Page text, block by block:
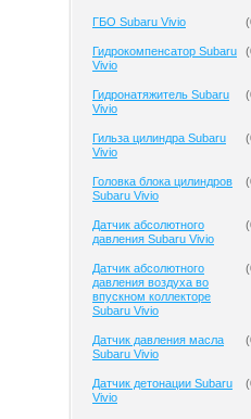
ГБО Subaru Vivio (
Гидрокомпенсатор Subaru
Vivio
(
Гидронатяжитель Subaru
Vivio
(
Гильза цилиндра Subaru
Vivio
(
Головка блока цилиндров
Subaru Vivio
(
Датчик абсолютного
давления Subaru Vivio
(
Датчик абсолютного
давления воздуха во
впускном коллекторе
Subaru Vivio
(
Датчик давления масла
Subaru Vivio
(
Датчик детонации Subaru
Vivio
(